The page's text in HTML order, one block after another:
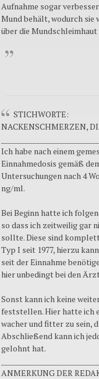
Aufnahme sogar
Mund behält, wodurch sie
über die Mundschleimhaut
STICHWORTE:
NACKENSCHMERZEN,
Ich habe nach einem
Einnahmedosis gemäß
Untersuchungen nach 4
ng/ml.
Bei Beginn hatte ich
so dass ich zeitweilig gar
sollte. Diese sind
Typ I seit 1977, hierzu
seit der Einnahme
hier unbedingt bei den
Sonst kann ich keine
feststellen. Hier hatte ich
wacher und fitter zu sein,
Abschließend kann ich
gelohnt hat.
ANMERKUNG DER